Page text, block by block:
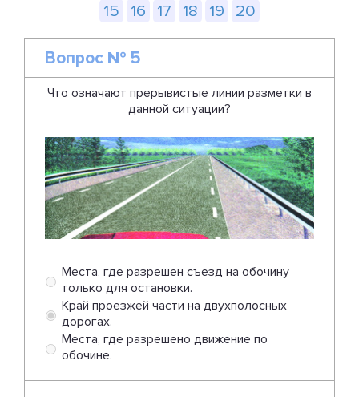
15
16 17 18 19 20
Вопрос № 5
Что означают прерывистые линии разметки в
данной ситуации?
Места, где разрешен съезд на обочину
только для остановки.
Край проезжей части на двухполосных
дорогах.
Места, где разрешено движение по
обочине.